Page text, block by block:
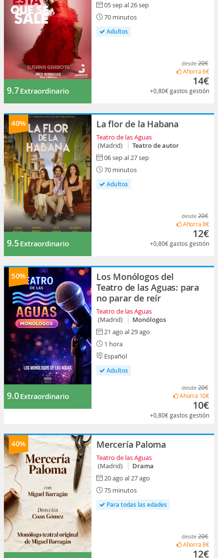
9.7Extraordinario
05 sep al 26 sep
70 minutos
Adultos
desde 20€
Ahorra6€
14€
+0,80€gastos gestión
40%
9.5Extraordinario
La flor de la Habana
Teatro de las Aguas
(Madrid)
Teatro de autor
06 sep al 27 sep
70 minutos
Adultos
desde 20€
Ahorra8€
12€
+0,80€gastos gestión
50%
9.0Extraordinario
Los Monólogos del
Teatro de las Aguas: para
no parar de reír
Teatro de las Aguas
(Madrid)
Monólogos
21 ago al 29 ago
1 hora
Español
Adultos
desde 20€
Ahorra 10€
10€
+0,80€gastos gestión
40% Mercería Paloma
Teatro de las Aguas
(Madrid)
Drama
20 ago al 27 ago
75 minutos
Para todas las edades
desde 20€
Ahorra8€
12€